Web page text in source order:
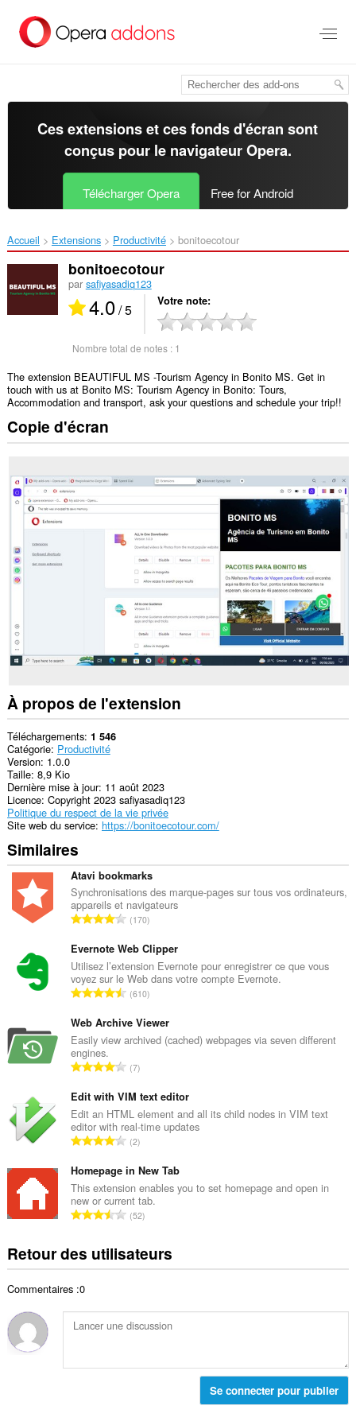
contenu
Ces extensions et ces fonds d'écran sont
conçus pour le navigateur Opera.
Télécharger Opera Free for Android
Accueil Extensions Productivité bonitoecotour‎
bonitoecotour
par safiyasadiq123
4.0/ 5 Votre note
Nombre total de notes : 1
The extension BEAUTIFUL MS -Tourism Agency in Bonito MS. Get in
touch with us at Bonito MS: Tourism Agency in Bonito: Tours,
Accommodation and transport, ask your questions and schedule your trip!!
Copie d'écran
À propos de l'extension
Téléchargements 1 546
Catégorie Productivité
Version 1.0.0
Taille 8,9 Kio
Dernière mise à jour 11 août 2023
Licence Copyright 2023 safiyasadiq123
Politique du respect de la vie privée
Site web du service https://bonitoecotour.com/
Similaires
Atavi bookmarks
Synchronisations des marque-pages sur tous vos ordinateurs,
appareils et navigateurs
N
m
b
r
e
o
t
a
d
e
n
o
e
s
:
170
Evernote Web Clipper
Utilisez l’extension Evernote pour enregistrer ce que vous
voyez sur le Web dans votre compte Evernote.
N
m
b
e
o
t
a
d
e
n
o
e
s
610
Web Archive Viewer
Easily view archived (cached) webpages via seven different
engines.
N
m
b
r
e
o
t
a
e
n
e
7
Edit with VIM text editor
Edit an HTML element and all its child nodes in VIM text
editor with real-time updates
N
m
b
r
e
o
t
d
e
2
Homepage in New Tab
This extension enables you to set homepage and open in
new or current tab.
N
b
t
o
l
52
Retour des utilisateurs
Commentaires :0
Se connecter pour publier